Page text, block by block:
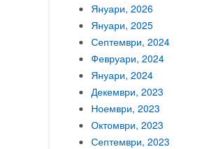
Януари, 2026
Януари, 2025
Септември, 2024
Февруари, 2024
Януари, 2024
Декември, 2023
Ноември, 2023
Октомври, 2023
Септември, 2023